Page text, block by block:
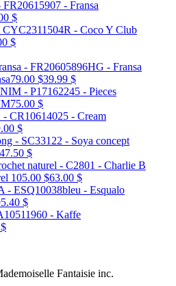
$
$
79.00 $39.99 $
75.00 $
$
47.50 $
105.00 $63.00 $
$
Fantaisie inc.